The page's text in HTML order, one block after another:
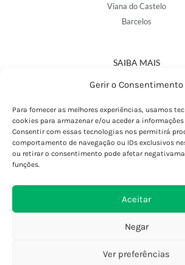
Gerir o Consentimento
Para fornecer as melhores experiências, usamos
cookies para armazenar e/ou aceder a
Consentir com essas tecnologias nos permitirá
comportamento de navegação ou IDs exclusivos
ou retirar o consentimento pode afetar
funções.
Aceitar
Negar
Ver preferências
Viana do Castelo
Barcelos
SAIBA MAIS
Política de Privacidade
Termos e Condições
Perguntas Frequentes
Custos de Envio
Encomendas Internacionais
Devoluções e Trocas